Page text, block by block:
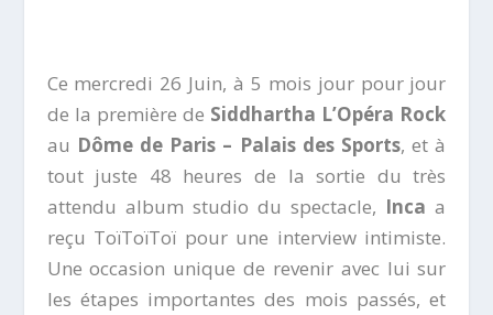
Ce mercredi 26 Juin, à 5 mois jour pour jour
de la première de Siddhartha L’Opéra Rock
au Dôme de Paris – Palais des Sports, et à
tout juste 48 heures de la sortie du très
attendu album studio du spectacle, Inca a
reçu ToïToïToï pour une interview intimiste.
Une occasion unique de revenir avec lui sur
les étapes importantes des mois passés, et